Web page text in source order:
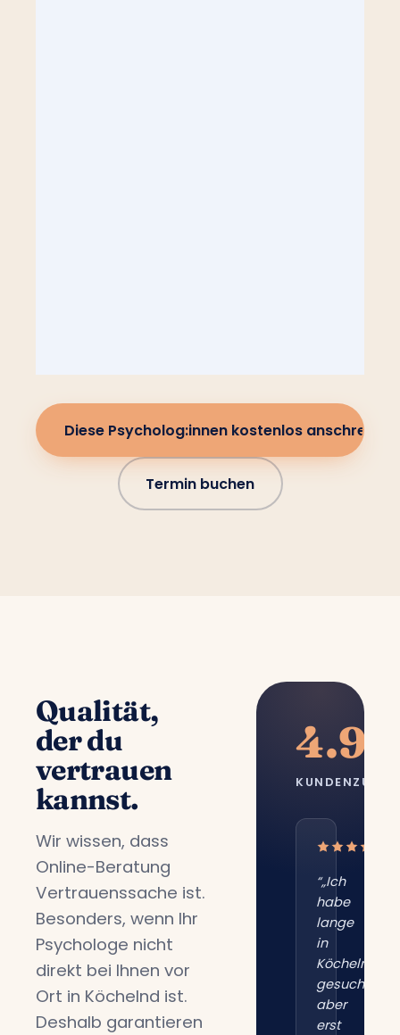
Diese Psycholog:innen kostenlos anschreiben
Termin buchen
Qualität,
der du
vertrauen
kannst.
Wir wissen, dass
Online-Beratung
Vertrauenssache ist.
Besonders, wenn Ihr
Psychologe nicht
direkt bei Ihnen vor
Ort in Köchelnd ist.
Deshalb garantieren
4.9/
“„Ich
habe
lange
in
Köchelnd
gesucht,
aber
erst